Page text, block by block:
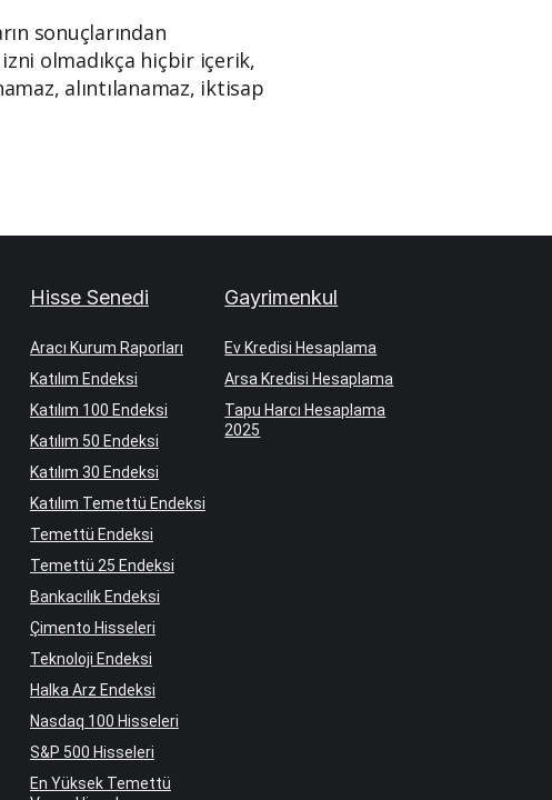
sonuçlarından
izni olmadıkça hiçbir içerik,
alıntılanamaz, iktisap
Hisse Senedi
Aracı Kurum Raporları
Katılım Endeksi
Katılım 100 Endeksi
Katılım 50 Endeksi
Katılım 30 Endeksi
Katılım Temettü Endeksi
Temettü Endeksi
Temettü 25 Endeksi
Bankacılık Endeksi
Çimento Hisseleri
Teknoloji Endeksi
Halka Arz Endeksi
Nasdaq 100 Hisseleri
S&P 500 Hisseleri
En Yüksek Temettü
Gayrimenkul
Ev Kredisi Hesaplama
Arsa Kredisi Hesaplama
Tapu Harcı Hesaplama
2025